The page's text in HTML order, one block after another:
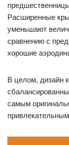
Расширенные
уменьшают
сравнению с
хорошие
В целом, дизайн
самым